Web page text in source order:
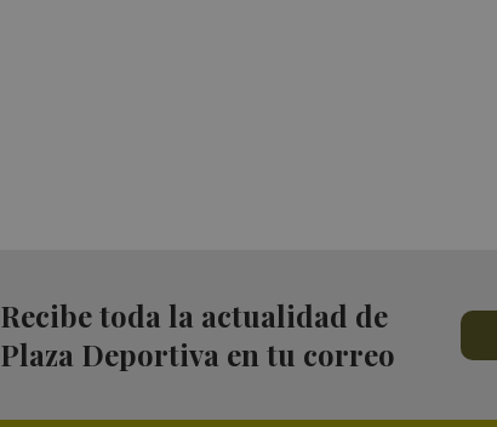
Recibe toda la actualidad de
Plaza Deportiva en tu correo